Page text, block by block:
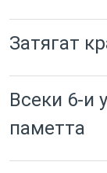
Затягат
Всеки 6-и
паметта